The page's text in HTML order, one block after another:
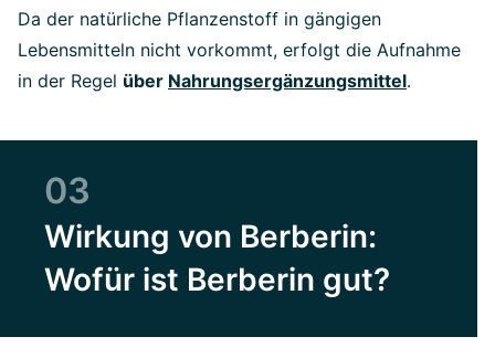
Da der natürliche Pflanzenstoff in gängigen
Lebensmitteln nicht vorkommt, erfolgt die Aufnahme
in der Regel über Nahrungsergänzungsmittel.
03
Wirkung von Berberin:
Wofür ist Berberin gut?